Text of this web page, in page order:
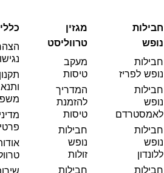
חבילות
נופש
חבילות
נופש לפריז
חבילות
נופש
לאמסטרדם
חבילות
נופש
ללונדון
חבילות
מגזין
טרווליסט
מעקב
טיסות
המדריך
להזמנת
טיסות
חבילות
נופש
זולות
חבילות
כללי